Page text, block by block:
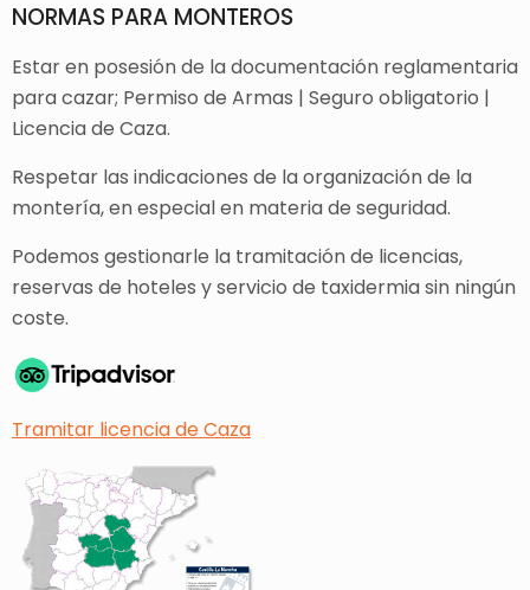
NORMAS PARA MONTEROS
Estar en posesión de la documentación reglamentaria
para cazar; Permiso de Armas | Seguro obligatorio |
Licencia de Caza.
Respetar las indicaciones de la organización de la
montería, en especial en materia de seguridad.
Podemos gestionarle la tramitación de licencias,
reservas de hoteles y servicio de taxidermia sin ningún
coste.
Tramitar licencia de Caza